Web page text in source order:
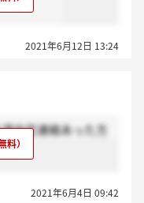
2021年6月12日 13:24
内定連絡あった方
2021年6月4日 09:42